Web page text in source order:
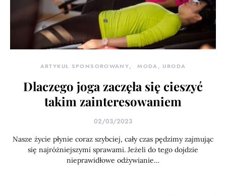
ARTYKUŁ SPONSOROWANY MODA, URODA
Dlaczego joga zaczęła się cieszyć
takim zainteresowaniem
02/03/2023
Nasze życie płynie coraz szybciej, cały czas pędzimy zajmując
się najróżniejszymi sprawami. Jeżeli do tego dojdzie
nieprawidłowe odżywianie…